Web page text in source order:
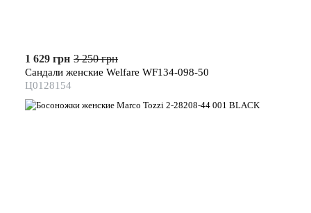
1 629 грн 3 250 грн
Сандали женские Welfare WF134-098-50
Ц0128154